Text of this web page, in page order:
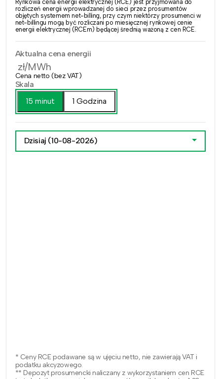
Rynkowa cena energii elektrycznej (RCE) jest przyjmowana do
rozliczeń energii wprowadzanej do sieci przez prosumentów
objętych systemem net-billing, przy czym niektórzy prosumenci w
net-billingu mogą być rozliczani po miesięcznej rynkowej cenie
energii elektrycznej (RCEm) będącej średnią ważoną z cen RCE.
Aktualna cena energii
zł/MWh
Cena netto (bez VAT)
Skala
15 minut
1 Godzina
Dzisiaj (10-08-2026)
* Ceny RCE podawane są w ujęciu netto, nie zawierają VAT i
podatku akcyzowego.
** Depozyt prosumencki naliczany z wykorzystaniem cen RCE